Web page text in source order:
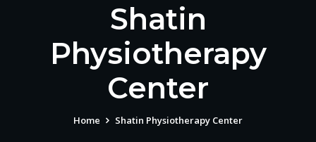
Shatin
Physiotherapy
Center
Home Shatin Physiotherapy Center